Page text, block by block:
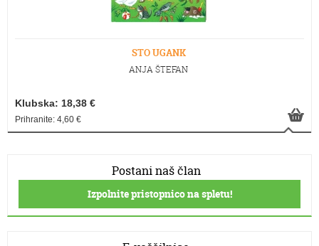
STO UGANK
ANJA ŠTEFAN
Klubska: 18,38 €
Prihranite: 4,60 €
Postani naš član
Izpolnite pristopnico na spletu!